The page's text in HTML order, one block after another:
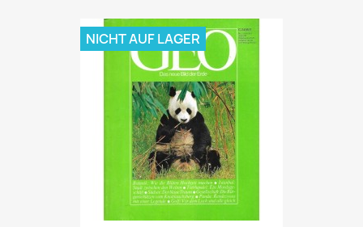
NICHT AUF LAGER